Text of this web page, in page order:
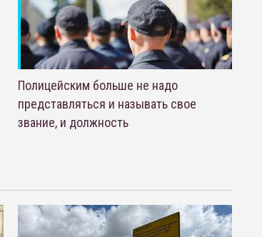
Полицейским больше не надо
представляться и называть свое
звание, и должность